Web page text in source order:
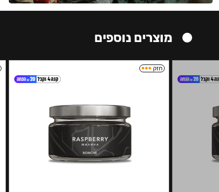
מוצרים נוספים
חזק